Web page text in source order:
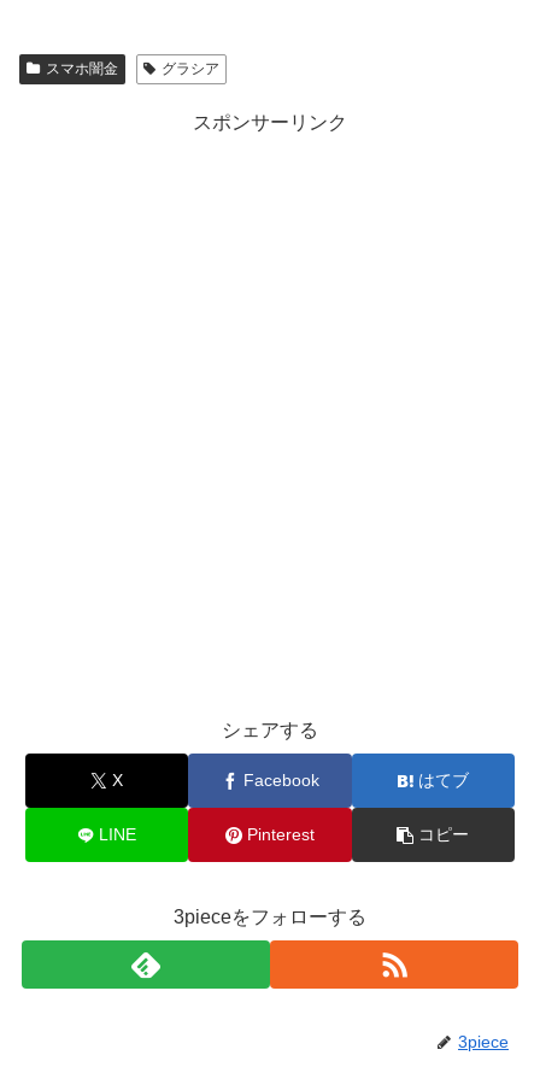
スマホ闇金 グラシア
スポンサーリンク
シェアする
X Facebook はてブ
LINE Pinterest コピー
3pieceをフォローする
3piece